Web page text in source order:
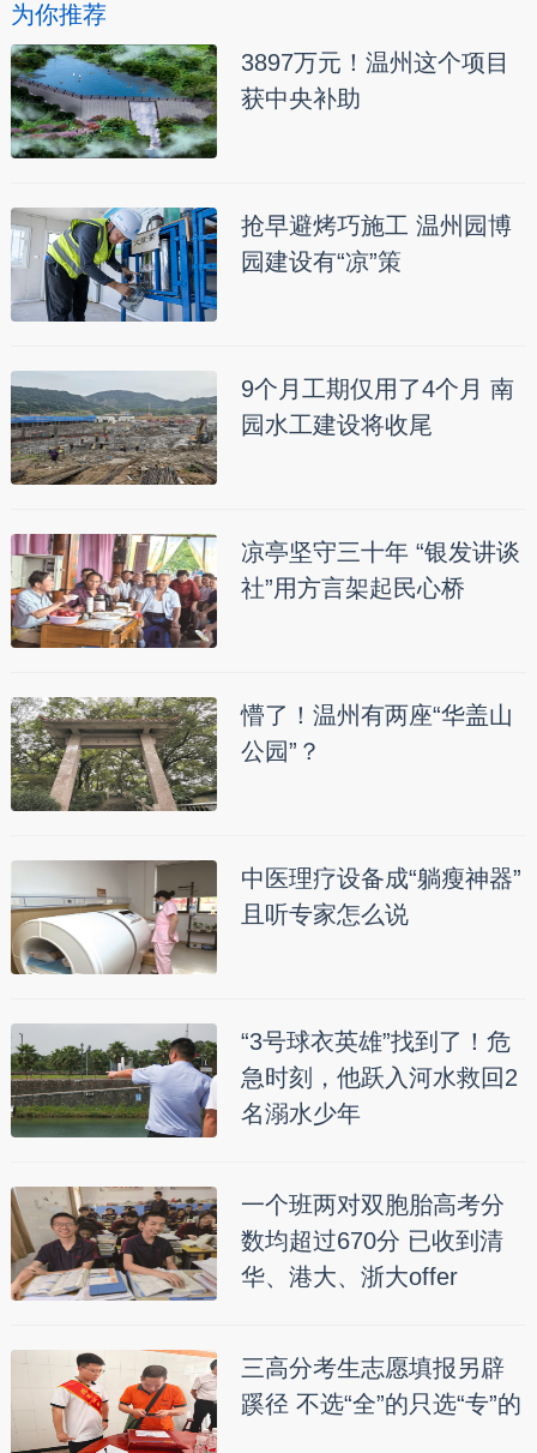
为你推荐
3897万元！温州这个项目
获中央补助
抢早避烤巧施工 温州园博
园建设有“凉”策
9个月工期仅用了4个月 南
园水工建设将收尾
凉亭坚守三十年 “银发讲谈
社”用方言架起民心桥
懵了！温州有两座“华盖山
公园”？
中医理疗设备成“躺瘦神器”
且听专家怎么说
“3号球衣英雄”找到了！危
急时刻，他跃入河水救回2
名溺水少年
一个班两对双胞胎高考分
数均超过670分 已收到清
华、港大、浙大offer
三高分考生志愿填报另辟
蹊径 不选“全”的只选“专”的